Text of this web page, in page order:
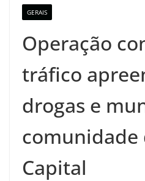
GERAIS
Operação
tráfico
drogas e
comunidade
Capital